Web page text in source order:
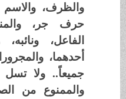
والظرف، والاسم
حرف جر،
الفاعل، ونائبه،
أحدهما،
جميعاً.. ولا تسل
والممنوع من